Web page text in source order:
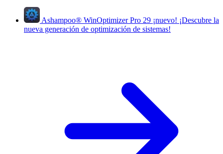
Ashampoo® WinOptimizer Pro 29 ¡nuevo! ¡Descubre la
nueva generación de optimización de sistemas!